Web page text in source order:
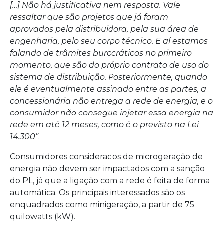
[…] Não há justificativa nem resposta. Vale
ressaltar que são projetos que já foram
aprovados pela distribuidora, pela sua área de
engenharia, pelo seu corpo técnico. E aí estamos
falando de trâmites burocráticos no primeiro
momento, que são do próprio contrato de uso do
sistema de distribuição. Posteriormente, quando
ele é eventualmente assinado entre as partes, a
concessionária não entrega a rede de energia, e o
consumidor não consegue injetar essa energia na
rede em até 12 meses, como é o previsto na Lei
14.300”.
Consumidores considerados de microgeração de
energia não devem ser impactados com a sanção
do PL, já que a ligação com a rede é feita de forma
automática. Os principais interessados são os
enquadrados como minigeração, a partir de 75
quilowatts (kW).